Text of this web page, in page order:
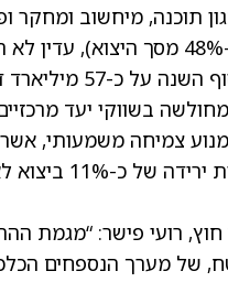
תוכנה, מיחשוב
בשווקי יעד
רועי פישר: “מגמת
של מערך הנספחים